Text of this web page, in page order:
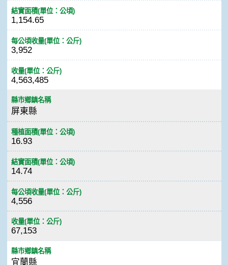
結實面積(單位：公頃)
1,154.65
每公頃收量(單位：公斤)
3,952
收量(單位：公斤)
4,563,485
縣市鄉鎮名稱
屏東縣
種植面積(單位：公頃)
16.93
結實面積(單位：公頃)
14.74
每公頃收量(單位：公斤)
4,556
收量(單位：公斤)
67,153
縣市鄉鎮名稱
宜蘭縣